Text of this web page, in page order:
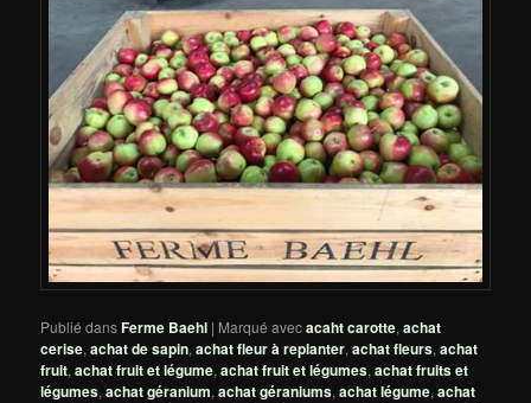
Publié dansFerme Baehl | Marqué avecacaht carotte,achat
cerise,achat de sapin,achat fleur à replanter,achat fleurs,achat
fruit,achat fruit et légume,achat fruit et légumes,achat fruits et
légumes,achat géranium,achat géraniums,achat légume,achat